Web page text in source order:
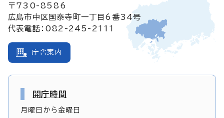
〒730-8586
広島市中区国泰寺町一丁目6番34号
代表電話：082-245-2111
庁舎案内
開庁時間
月曜日から金曜日